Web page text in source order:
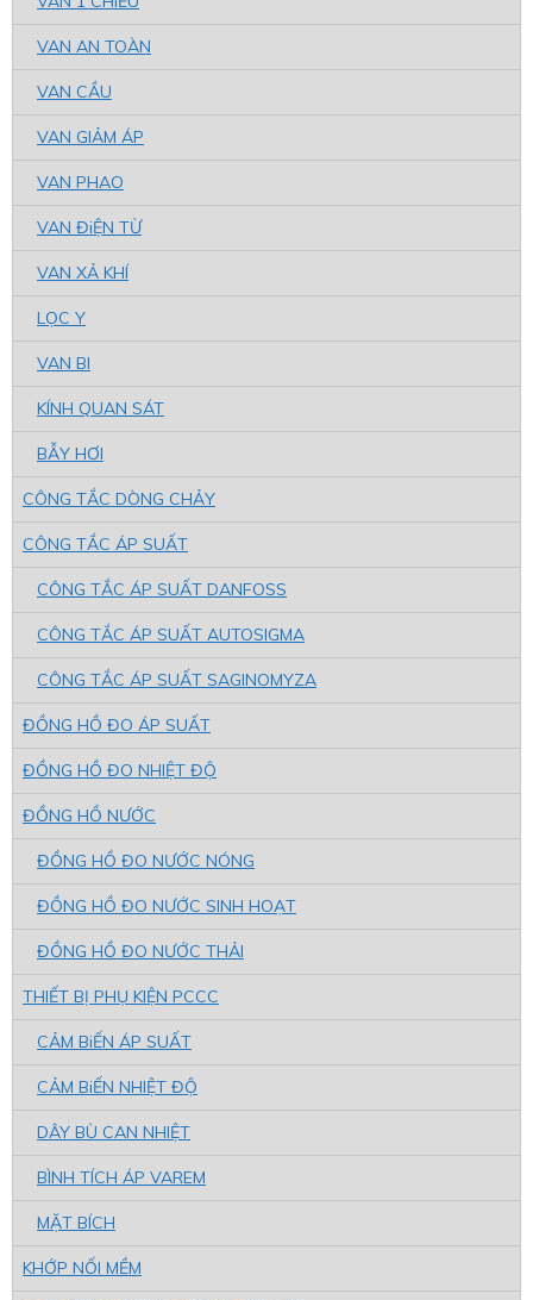
VAN AN TOÀN
VAN CẦU
VAN GIẢM ÁP
VAN PHAO
VAN ĐiỆN TỪ
VAN XẢ KHÍ
LỌC Y
VAN BI
KÍNH QUAN SÁT
BẪY HƠI
CÔNG TẮC DÒNG CHẢY
CÔNG TẮC ÁP SUẤT
CÔNG TẮC ÁP SUẤT DANFOSS
CÔNG TẮC ÁP SUẤT AUTOSIGMA
CÔNG TẮC ÁP SUẤT SAGINOMYZA
ĐỒNG HỒ ĐO ÁP SUẤT
ĐỒNG HỒ ĐO NHIỆT ĐỘ
ĐỒNG HỒ NƯỚC
ĐỒNG HỒ ĐO NƯỚC NÓNG
ĐỒNG HỒ ĐO NƯỚC SINH HOẠT
ĐỒNG HỒ ĐO NƯỚC THẢI
THIẾT BỊ PHỤ KIỆN PCCC
CẢM BiẾN ÁP SUẤT
CẢM BiẾN NHIỆT ĐỘ
DÂY BÙ CAN NHIỆT
BÌNH TÍCH ÁP VAREM
MẶT BÍCH
KHỚP NỐI MỀM